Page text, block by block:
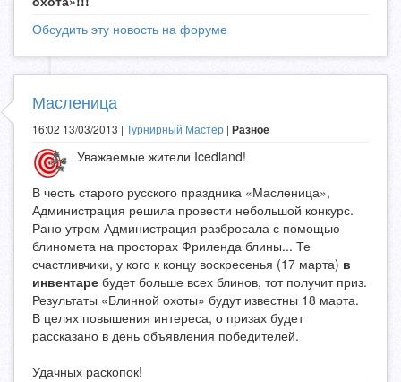
Обсудить эту новость на форуме
Масленица
16:02 13/03/2013 | Турнирный Мастер | Разное
Уважаемые жители Icedland!
В честь старого русского праздника «Масленица»,
Администрация решила провести небольшой конкурс.
Рано утром Администрация разбросала с помощью
блиномета на просторах Фриленда блины... Те
счастливчики, у кого к концу воскресенья (17 марта) в
инвентаре будет больше всех блинов, тот получит приз.
Результаты «Блинной охоты» будут известны 18 марта.
В целях повышения интереса, о призах будет
рассказано в день объявления победителей.
Удачных раскопок!